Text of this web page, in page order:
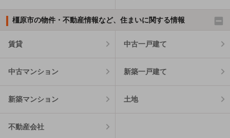
橿原市の物件・不動産情報など、住まいに関する情報
賃貸 中古一戸建て
中古マンション 新築一戸建て
新築マンション 土地
不動産会社